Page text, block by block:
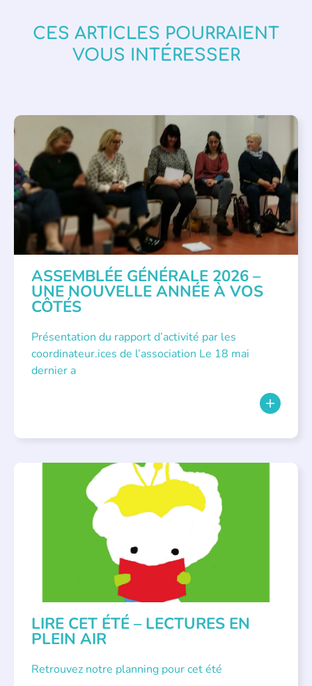
CES ARTICLES POURRAIENT
VOUS INTÉRESSER
APPEL À SOUTIEN , VIE DE L'ASSOCIATION
ASSEMBLÉE GÉNÉRALE 2026 –
UNE NOUVELLE ANNÉE À VOS
CÔTÉS
Présentation du rapport d’activité par les
coordinateur.ices de l’association Le 18 mai
dernier a
BIBLIOTHÈQUES ÉVÉNEMENTS , LECTURE INDIVIDUALISÉE
LITTÉRATURE JEUNESSE
LIRE CET ÉTÉ – LECTURES EN
PLEIN AIR
Retrouvez notre planning pour cet été